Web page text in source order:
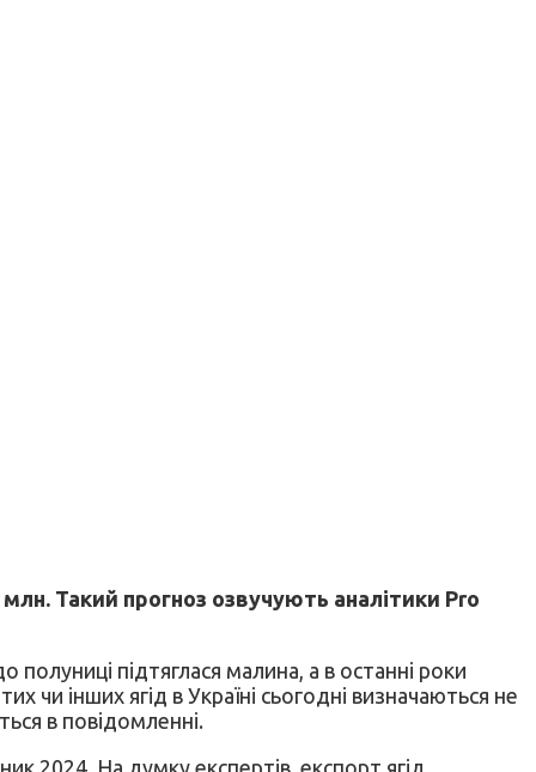
Такий прогноз озвучують аналітики Pro
підтяглася малина, а в останні роки
чи інших ягід в Україні сьогодні визначаються не
в повідомленні.
2024. На думку експертів, експорт ягід